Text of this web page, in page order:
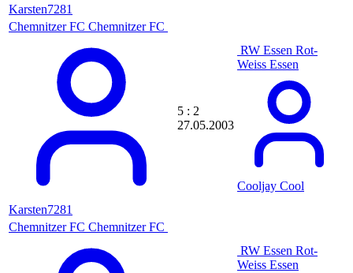
Eddy
eddy-LTS
EddyWerSonst
Edel Mosz
EdePauli1978
Edwin
Egalwie
Eichbaum29
Eiche
eike10
EinBaumstumpf
Eisbaer
Eisfressmaschin
ELCHAPO
Elemenator
ELEttison
Karsten7281
Chemnitzer FC Chemnitzer FC
Karsten7281
5 : 2
27.05.2003
RW Essen Rot-
Weiss Essen
Cooljay Cool
Chemnitzer FC Chemnitzer FC
RW Essen Rot-
Weiss Essen